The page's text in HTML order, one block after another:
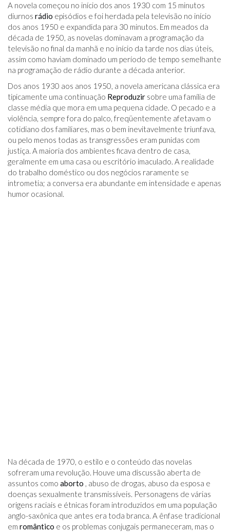
A novela começou no início dos anos 1930 com 15 minutos
diurnos rádio episódios e foi herdada pela televisão no início
dos anos 1950 e expandida para 30 minutos. Em meados da
década de 1950, as novelas dominavam a programação da
televisão no final da manhã e no início da tarde nos dias úteis,
assim como haviam dominado um período de tempo semelhante
na programação de rádio durante a década anterior.
Dos anos 1930 aos anos 1950, a novela americana clássica era
tipicamente uma continuação Reproduzir sobre uma família de
classe média que mora em uma pequena cidade. O pecado e a
violência, sempre fora do palco, freqüentemente afetavam o
cotidiano dos familiares, mas o bem inevitavelmente triunfava,
ou pelo menos todas as transgressões eram punidas com
justiça. A maioria dos ambientes ficava dentro de casa,
geralmente em uma casa ou escritório imaculado. A realidade
do trabalho doméstico ou dos negócios raramente se
intrometia; a conversa era abundante em intensidade e apenas
humor ocasional.
Na década de 1970, o estilo e o conteúdo das novelas
sofreram uma revolução. Houve uma discussão aberta de
assuntos como aborto , abuso de drogas, abuso da esposa e
doenças sexualmente transmissíveis. Personagens de várias
origens raciais e étnicas foram introduzidos em uma população
anglo-saxônica que antes era toda branca. A ênfase tradicional
em romântico e os problemas conjugais permaneceram, mas o